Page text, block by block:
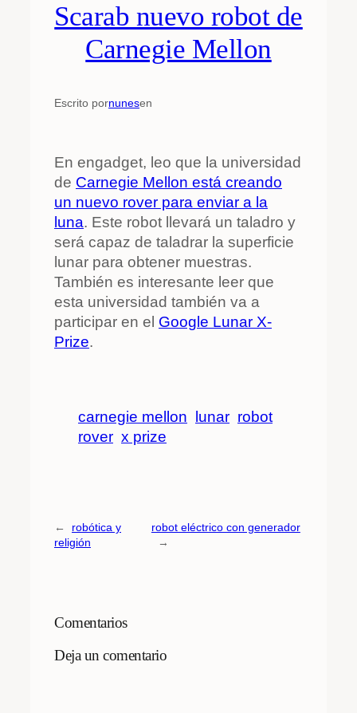
Scarab nuevo robot de
Carnegie Mellon
Escrito pornunesen
En engadget, leo que la universidad
de Carnegie Mellon está creando
un nuevo rover para enviar a la
luna. Este robot llevará un taladro y
será capaz de taladrar la superficie
lunar para obtener muestras.
También es interesante leer que
esta universidad también va a
participar en el Google Lunar X-
Prize.
carnegie mellon lunar robot
rover x prize
←
robótica y
religión
robot eléctrico con generador
→
Comentarios
Deja un comentario